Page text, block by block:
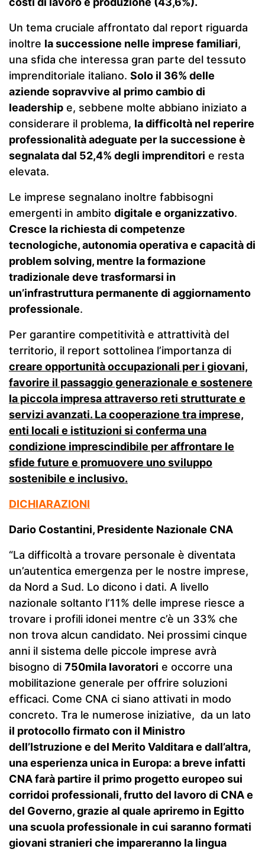
Un tema cruciale affrontato dal report riguarda
inoltre la successione nelle imprese familiari,
una sfida che interessa gran parte del tessuto
imprenditoriale italiano. Solo il 36% delle
aziende sopravvive al primo cambio di
leadership e, sebbene molte abbiano iniziato a
considerare il problema, la difficoltà nel reperire
professionalità adeguate per la successione è
segnalata dal 52,4% degli imprenditori e resta
elevata.
Le imprese segnalano inoltre fabbisogni
emergenti in ambito digitale e organizzativo.
Cresce la richiesta di competenze
tecnologiche, autonomia operativa e capacità di
problem solving, mentre la formazione
tradizionale deve trasformarsi in
un’infrastruttura permanente di aggiornamento
professionale.
Per garantire competitività e attrattività del
territorio, il report sottolinea l’importanza di
creare opportunità occupazionali per i giovani,
favorire il passaggio generazionale e sostenere
la piccola impresa attraverso reti strutturate e
servizi avanzati. La cooperazione tra imprese,
enti locali e istituzioni si conferma una
condizione imprescindibile per affrontare le
sfide future e promuovere uno sviluppo
sostenibile e inclusivo.
DICHIARAZIONI
Dario Costantini, Presidente Nazionale CNA
“La difficoltà a trovare personale è diventata
un’autentica emergenza per le nostre imprese,
da Nord a Sud. Lo dicono i dati. A livello
nazionale soltanto l’11% delle imprese riesce a
trovare i profili idonei mentre c’è un 33% che
non trova alcun candidato. Nei prossimi cinque
anni il sistema delle piccole imprese avrà
bisogno di 750mila lavoratori e occorre una
mobilitazione generale per offrire soluzioni
efficaci. Come CNA ci siano attivati in modo
concreto. Tra le numerose iniziative, da un lato
il protocollo firmato con il Ministro
dell’Istruzione e del Merito Valditara e dall’altra,
una esperienza unica in Europa: a breve infatti
CNA farà partire il primo progetto europeo sui
corridoi professionali, frutto del lavoro di CNA e
del Governo, grazie al quale apriremo in Egitto
una scuola professionale in cui saranno formati
giovani stranieri che impareranno la lingua